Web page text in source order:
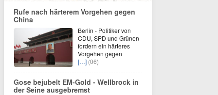
Rufe nach härterem Vorgehen gegen
China
Berlin - Politiker von
CDU, SPD und Grünen
fordern ein härteres
Vorgehen gegen
[…] (06)
Gose bejubelt EM-Gold - Wellbrock in
der Seine ausgebremst